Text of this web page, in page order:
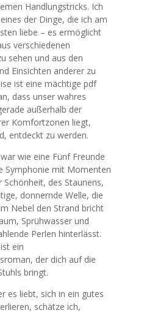
Handlungstricks. Ich
der Dinge, die ich am
liebe – es ermöglicht
verschiedenen
sehen und aus den
Einsichten anderer zu
ist eine mächtige pdf
dass unser wahres
außerhalb der
Komfortzonen liegt,
entdeckt zu werden.
wie eine Fünf Freunde
Symphonie mit Momenten
Schönheit, des Staunens,
donnernde Welle, die
Nebel den Strand bricht
Sprühwasser und
Perlen hinterlässt.
ein
der dich auf die
bringt.
es liebt, sich in ein gutes
schätze ich,